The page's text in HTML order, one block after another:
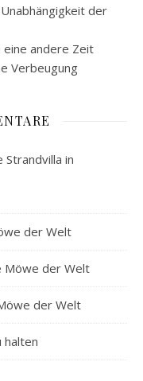
der
eine andere Zeit
Verbeugung
Strandvilla in
der Welt
Möwe der Welt
der Welt
halten